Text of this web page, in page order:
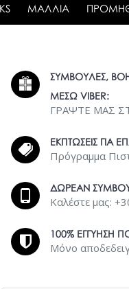
ΜΑΛΛΙΑ
ΣΥΜΒΟΥΛΕΣ,
ΜΕΣΩ VIBER:
ΓΡΑΨΤΕ ΜΑΣ
ΕΚΠΤΩΣΕΙΣ ΓΙΑ
Πρόγραμμα
ΔΩΡΕΑΝ
Καλέστε μας:
100% ΕΓΓΥΗΣΗ
Μόνο